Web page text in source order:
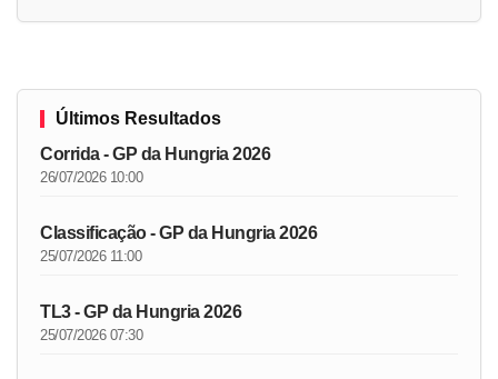
Últimos Resultados
Corrida - GP da Hungria 2026
26/07/2026 10:00
Classificação - GP da Hungria 2026
25/07/2026 11:00
TL3 - GP da Hungria 2026
25/07/2026 07:30